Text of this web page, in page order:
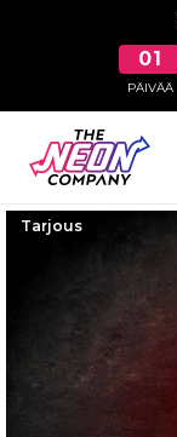
01
PÄIVÄÄ
Tarjous